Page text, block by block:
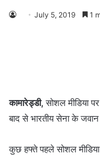
July 5, 2019 1
कामारेड्डी,सोशल मीडिया
बाद से भारतीय सेना के जवान
कुछ हफ्ते पहले सोशल मीडिया